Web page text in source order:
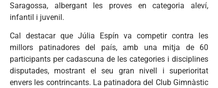
Saragossa, albergant les proves en categoria aleví,
infantil i juvenil.
Cal destacar que Júlia Espín va competir contra les
millors patinadores del país, amb una mitja de 60
participants per cadascuna de les categories i disciplines
disputades, mostrant el seu gran nivell i superioritat
envers les contrincants. La patinadora del Club Gimnàstic